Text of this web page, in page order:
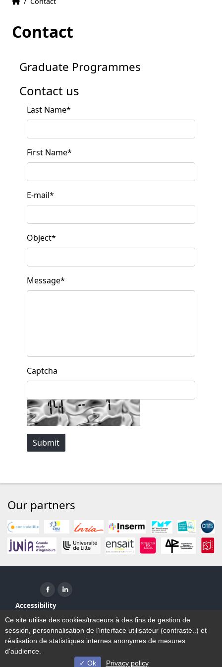
Contact
Graduate Programmes
Contact us
Last Name*
First Name*
E-mail*
Object*
Message*
Captcha
Our partners
Facebook ( New window)
Linkedin ( New window)
Accessibility
Legal Notice
Contact
© Université de Lille - 2023/2026
Ce site utilise des cookies/traceurs à des fins de gestion de
session, personnalisation de l'interface utilisateur (contraste..) et
réalisation de statistiques internes anonymes de mesures
d'audience.
Ok
Privacy policy